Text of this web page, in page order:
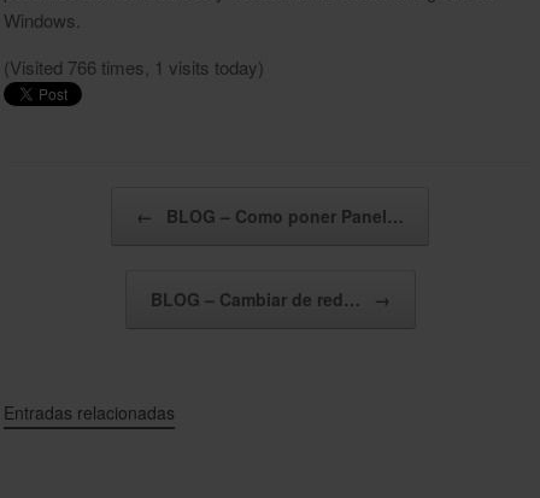
Windows.
(Visited 766 times, 1 visits today)
← BLOG – Como poner Panel…
BLOG – Cambiar de red… →
Entradas relacionadas